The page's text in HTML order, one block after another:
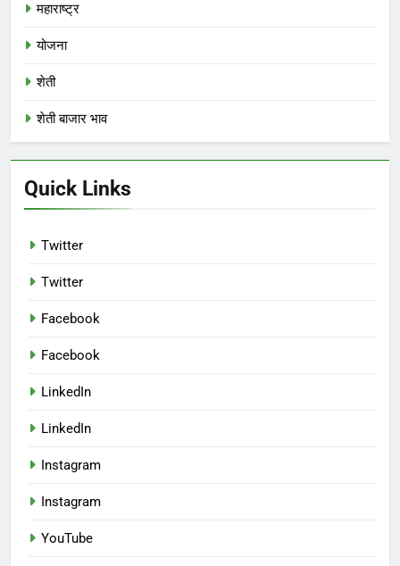
महाराष्ट्र
योजना
शेती
शेती बाजार भाव
Quick Links
Twitter
Twitter
Facebook
Facebook
LinkedIn
LinkedIn
Instagram
Instagram
YouTube